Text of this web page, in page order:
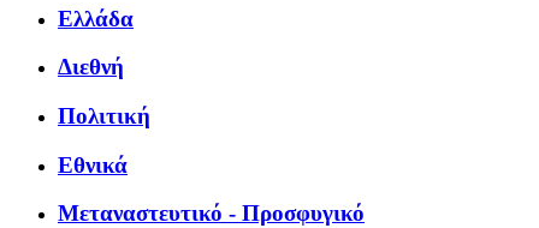
Ελλάδα
Διεθνή
Πολιτική
Εθνικά
Μεταναστευτικό - Προσφυγικό